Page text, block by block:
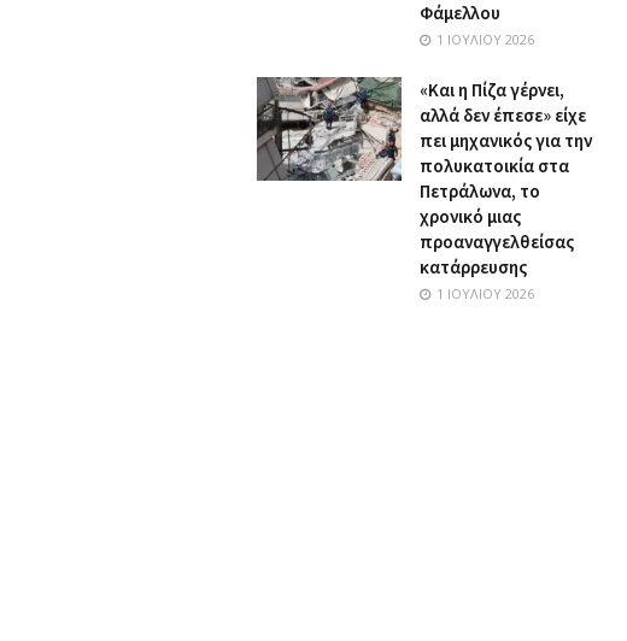
Φάμελλου
1 ΙΟΥΛΊΟΥ 2026
«Και η Πίζα γέρνει,
αλλά δεν έπεσε» είχε
πει μηχανικός για την
πολυκατοικία στα
Πετράλωνα, το
χρονικό μιας
προαναγγελθείσας
κατάρρευσης
1 ΙΟΥΛΊΟΥ 2026